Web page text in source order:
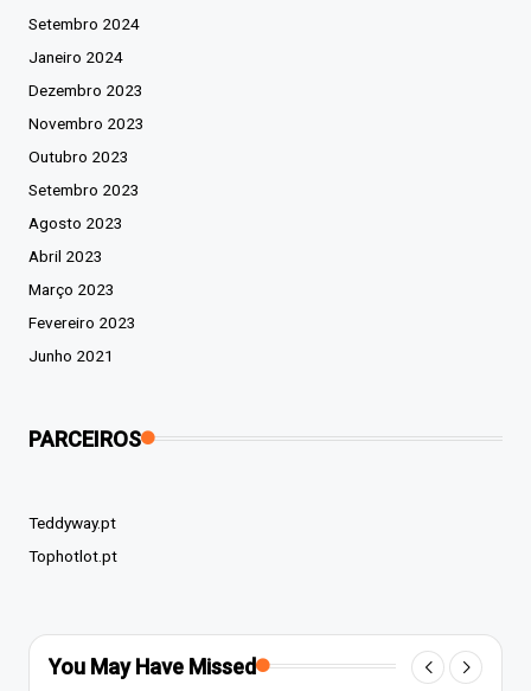
Setembro 2024
Janeiro 2024
Dezembro 2023
Novembro 2023
Outubro 2023
Setembro 2023
Agosto 2023
Abril 2023
Março 2023
Fevereiro 2023
Junho 2021
PARCEIROS
Teddyway.pt
Tophotlot.pt
You May Have Missed